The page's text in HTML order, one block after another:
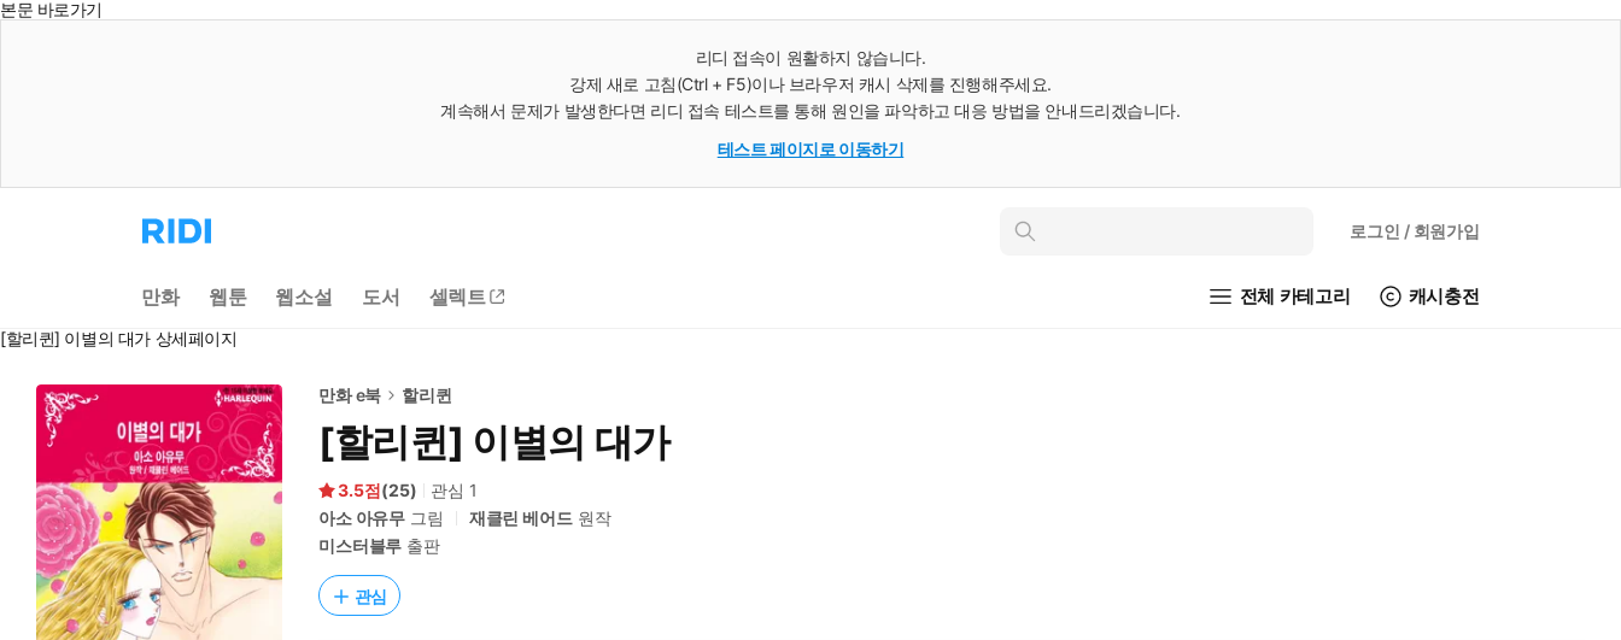
본문 바로가기
리디 접속이 원활하지 않습니다.
강제 새로 고침(Ctrl + F5)이나 브라우저 캐시 삭제를 진행해주세요.
계속해서 문제가 발생한다면 리디 접속 테스트를 통해 원인을 파악하고 대응 방법을 안내드리겠습니다.
테스트 페이지로 이동하기
리
디
으
로
동
인
로그인 / 회원가입
만화 웹툰 웹소설 도서 셀렉트 전체 카테고리 캐시충전
[할리퀸] 이별의 대가 상세페이지
만화 e북 할리퀸
[할리퀸] 이별의 대가
3.5 (25) 관심 1
아소 아유무 그림 재클린 베어드 원작
미스터블루 출판
관심